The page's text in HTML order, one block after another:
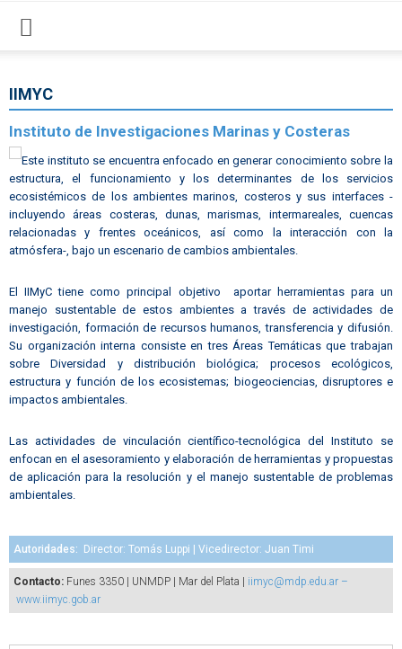
IIMYC
Instituto de Investigaciones Marinas y Costeras
Este instituto se encuentra enfocado en generar conocimiento sobre la
estructura, el funcionamiento y los determinantes de los servicios
ecosistémicos de los ambientes marinos, costeros y sus interfaces -
incluyendo áreas costeras, dunas, marismas, intermareales, cuencas
relacionadas y frentes oceánicos, así como la interacción con la
atmósfera-, bajo un escenario de cambios ambientales.
El IIMyC tiene como principal objetivo aportar herramientas para un
manejo sustentable de estos ambientes a través de actividades de
investigación, formación de recursos humanos, transferencia y difusión.
Su organización interna consiste en tres Áreas Temáticas que trabajan
sobre Diversidad y distribución biológica; procesos ecológicos,
estructura y función de los ecosistemas; biogeociencias, disruptores e
impactos ambientales.
Las actividades de vinculación científico-tecnológica del Instituto se
enfocan en el asesoramiento y elaboración de herramientas y propuestas
de aplicación para la resolución y el manejo sustentable de problemas
ambientales.
Autoridades: Director: Tomás Luppi | Vicedirector: Juan Timi
Contacto: Funes 3350 | UNMDP | Mar del Plata | iimyc@mdp.edu.ar –
www.iimyc.gob.ar